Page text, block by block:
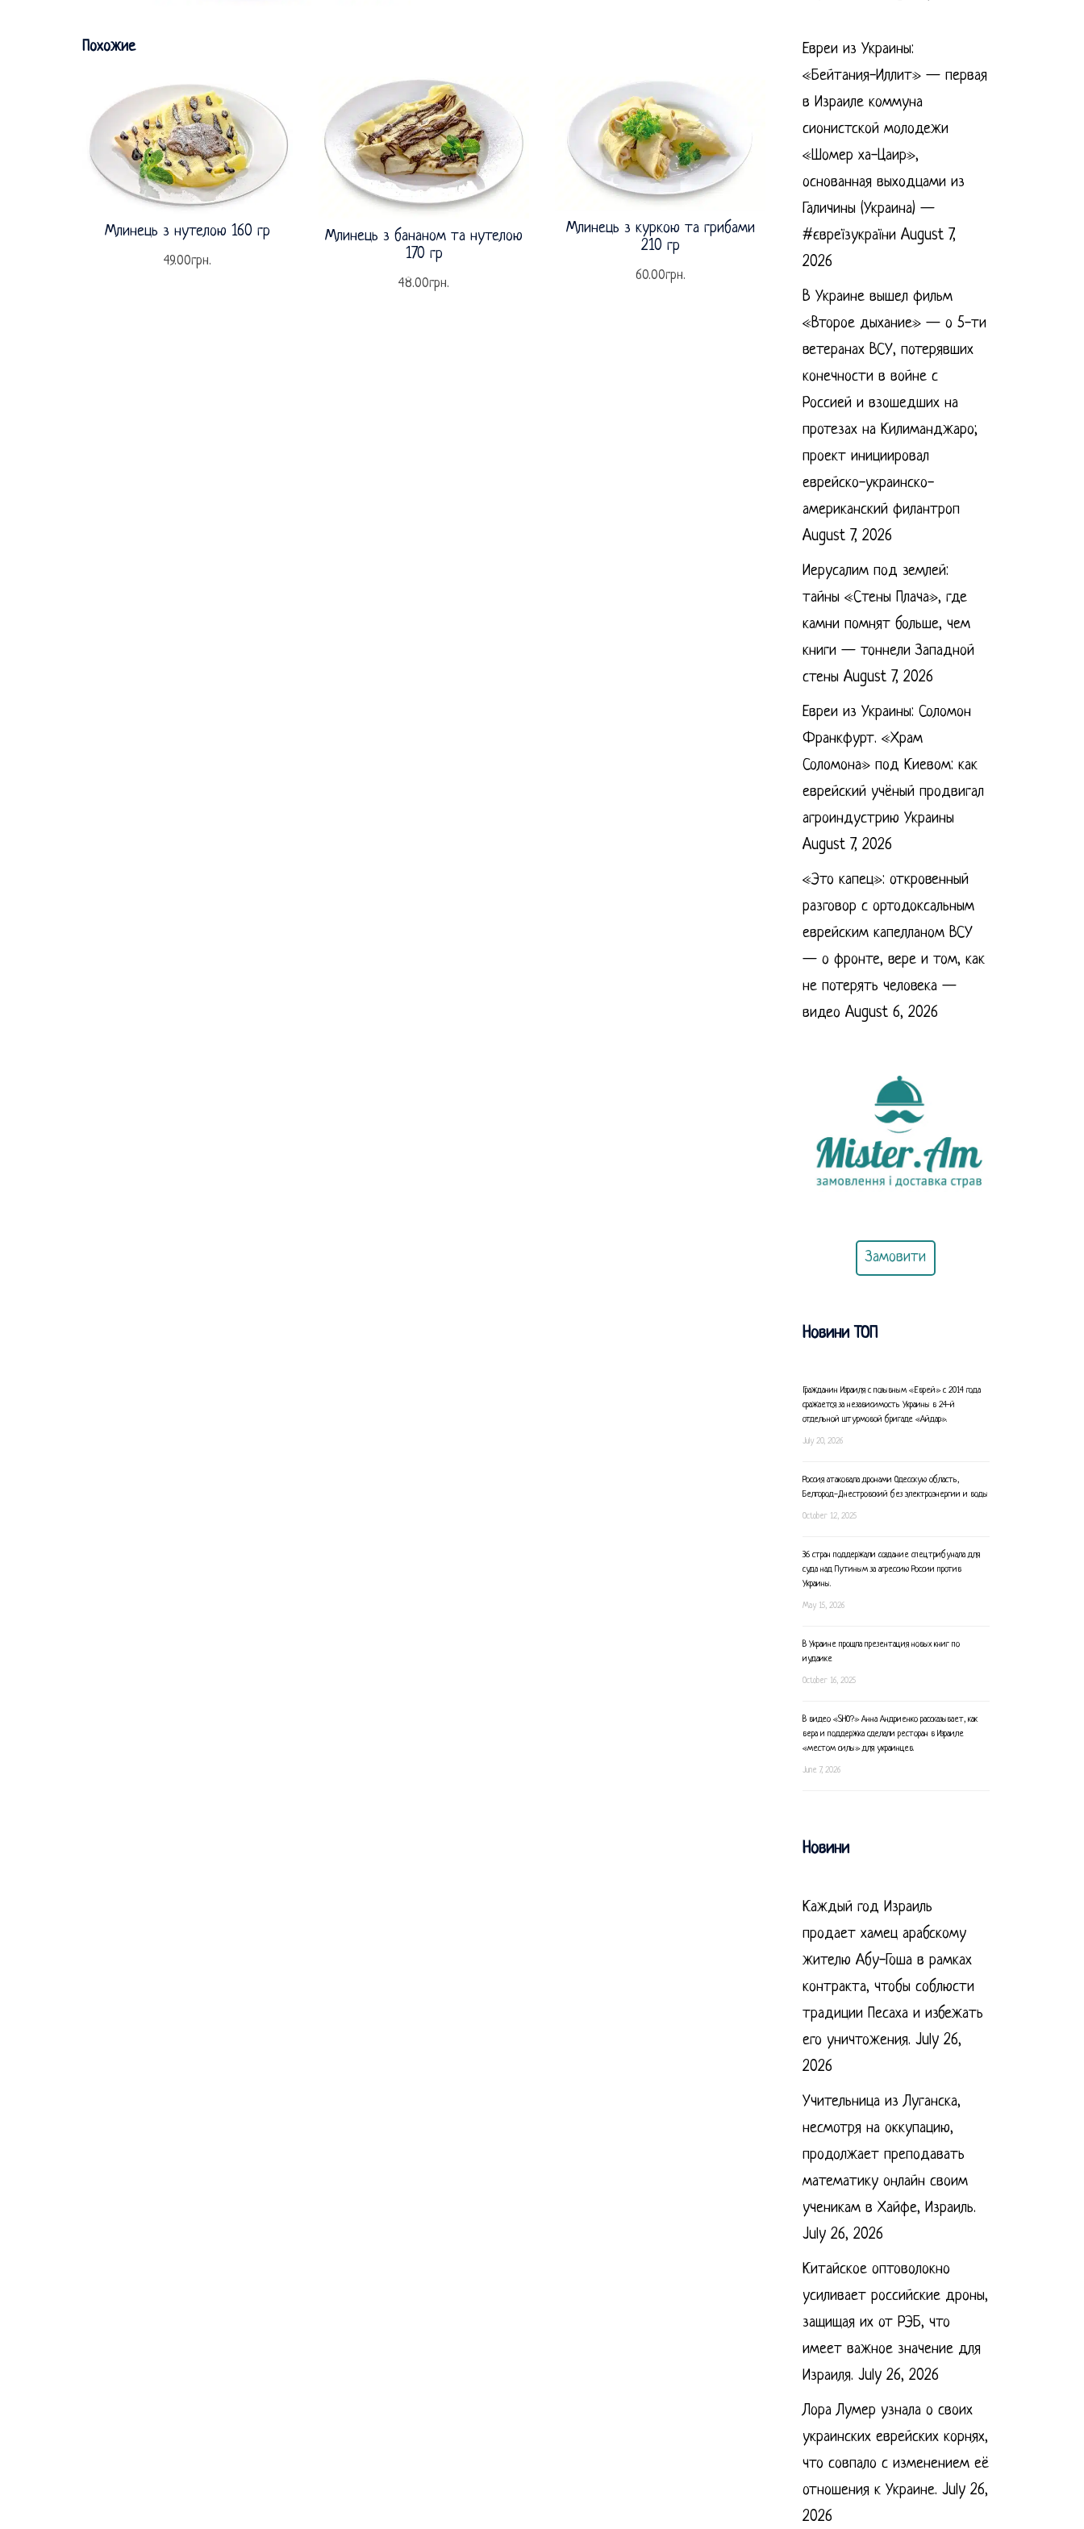
Похожие
Млинець з нутелою 160 гр
49.00грн.
Млинець з бананом та нутелою
170 гр
48.00грн.
Млинець з куркою та грибами
210 гр
60.00грн.
Евреи из Украины:
«Бейтания-Иллит» — первая
в Израиле коммуна
сионистской молодежи
«Шомер ха-Цаир»,
основанная выходцами из
Галичины (Украина) —
#євреїзукраїни August 7,
2026
В Украине вышел фильм
«Второе дыхание» — о 5-ти
ветеранах ВСУ, потерявших
конечности в войне с
Россией и взошедших на
протезах на Килиманджаро;
проект инициировал
еврейско-украинско-
американский филантроп
August 7, 2026
Иерусалим под землей:
тайны «Стены Плача», где
камни помнят больше, чем
книги — тоннели Западной
стены August 7, 2026
Евреи из Украины: Соломон
Франкфурт. «Храм
Соломона» под Киевом: как
еврейский учёный продвигал
агроиндустрию Украины
August 7, 2026
«Это капец»: откровенный
разговор с ортодоксальным
еврейским капелланом ВСУ
— о фронте, вере и том, как
не потерять человека —
видео August 6, 2026
Замовити
Новини ТОП
Гражданин Израиля с позывным «Еврей» с 2014 года
сражается за независимость Украины в 24-й
отдельной штурмовой бригаде «Айдар».
July 20, 2026
Россия атаковала дронами Одесскую область,
Белгород-Днестровский без электроэнергии и воды
October 12, 2025
36 стран поддержали создание спецтрибунала для
суда над Путиным за агрессию России против
Украины.
May 15, 2026
В Украине прошла презентация новых книг по
иудаике
October 16, 2025
В видео «SHO?» Анна Андриенко рассказывает, как
вера и поддержка сделали ресторан в Израиле
«местом силы» для украинцев.
June 7, 2026
Новини
Каждый год Израиль
продает хамец арабскому
жителю Абу-Гоша в рамках
контракта, чтобы соблюсти
традиции Песаха и избежать
его уничтожения. July 26,
2026
Учительница из Луганска,
несмотря на оккупацию,
продолжает преподавать
математику онлайн своим
ученикам в Хайфе, Израиль.
July 26, 2026
Китайское оптоволокно
усиливает российские дроны,
защищая их от РЭБ, что
имеет важное значение для
Израиля. July 26, 2026
Лора Лумер узнала о своих
украинских еврейских корнях,
что совпало с изменением её
отношения к Украине. July 26,
2026